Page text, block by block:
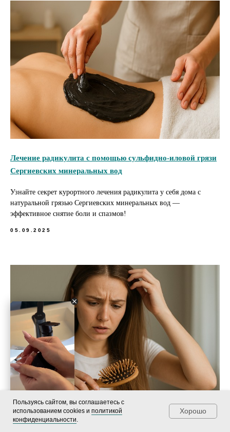
Лечение радикулита с помощью сульфидно-иловой грязи
Сергиевских минеральных вод
Узнайте секрет курортного лечения радикулита у себя дома с
натуральной грязью Сергиевских минеральных вод —
эффективное снятие боли и спазмов!
05.09.2025
Как остановить выпадение и восстановить волосы:
Пользуясь сайтом, вы соглашаетесь с
использованием cookies и политикой
конфиденциальности.
Хорошо